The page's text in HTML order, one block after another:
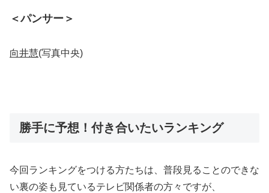
＜パンサー＞
向井慧(写真中央)
勝手に予想！付き合いたいランキング
今回ランキングをつける方たちは、普段見ることのできな
い裏の姿も見ているテレビ関係者の方々ですが、